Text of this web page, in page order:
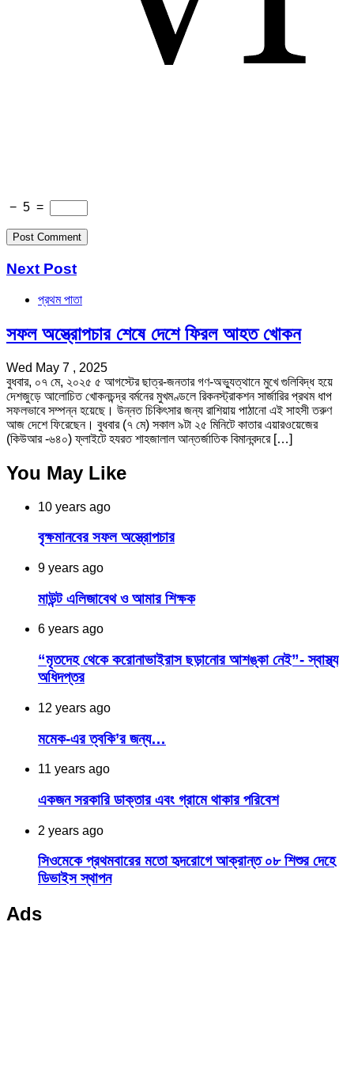
− 5 =
Next Post
প্রথম পাতা
সফল অস্ত্রোপচার শেষে দেশে ফিরল আহত খোকন
Wed May 7 , 2025
বুধবার, ০৭ মে, ২০২৫ ৫ আগস্টের ছাত্র-জনতার গণ-অভ্যুত্থানে মুখে গুলিবিদ্ধ হয়ে
দেশজুড়ে আলোচিত খোকনচন্দ্র বর্মনের মুখমণ্ডলে রিকনস্ট্রাকশন সার্জারির প্রথম ধাপ
সফলভাবে সম্পন্ন হয়েছে। উন্নত চিকিৎসার জন্য রাশিয়ায় পাঠানো এই সাহসী তরুণ
আজ দেশে ফিরেছেন। বুধবার (৭ মে) সকাল ৯টা ২৫ মিনিটে কাতার এয়ারওয়েজের
(কিউআর -৬৪০) ফ্লাইটে হযরত শাহজালাল আন্তর্জাতিক বিমানবন্দরে […]
You May Like
10 years ago
বৃক্ষমানবের সফল অস্ত্রোপচার
9 years ago
মাউন্ট এলিজাবেথ ও আমার শিক্ষক
6 years ago
“মৃতদেহ থেকে করোনাভাইরাস ছড়ানোর আশঙ্কা নেই”- স্বাস্থ্য
অধিদপ্তর
12 years ago
মমেক-এর ত্বকি’র জন্য…
11 years ago
একজন সরকারি ডাক্তার এবং গ্রামে থাকার পরিবেশ
2 years ago
সিওমেকে প্রথমবারের মতো হৃদরোগে আক্রান্ত ০৮ শিশুর দেহে
ডিভাইস স্থাপন
Ads